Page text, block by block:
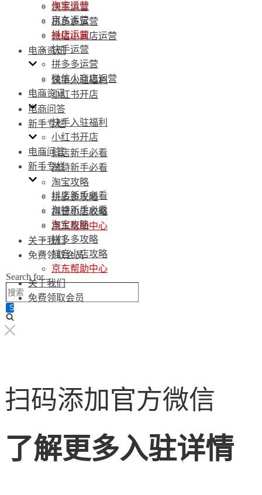
快手运营
拼多多运营
微信小商店运营
电商资讯
快手入驻福利
小红书开店
电商问答
新手专栏
抖店新手必看
淘特新手必看
淘宝攻略
拼多多攻略
抖音小店攻略
京东帮助中心
关于我们
免费领取会员
Search for...
淘宝运营
京东运营
抖店运营
快手运营
拼多多运营
微信小商店运营
电商资讯
快手入驻福利
小红书开店
电商问答
新手专栏
抖店新手必看
淘特新手必看
淘宝攻略
拼多多攻略
抖音小店攻略
京东帮助中心
关于我们
免费领取会员
扫码添加官方微信
了解更多入驻详情